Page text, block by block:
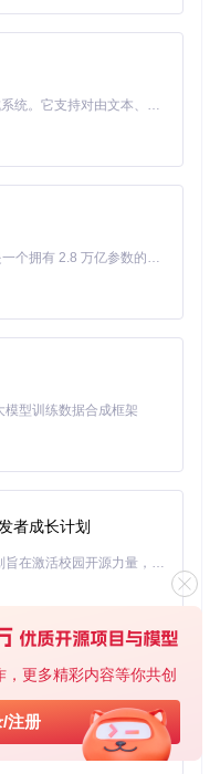
更多精彩内容等你共创
注册
程
的备份功能，你可以将
登录相同账号后，一键导
，实现无缝衔接。
统会定期保存数据，
）
安装脚本
MiniMax H3 是一个通用的全模态生成系统。它支持对由文本、图像、视频和音频组成的多模态上下文进行统一理解，并能生成分辨率高达 2K、时长可达 15 秒的带原生立体声音频的视频。得益于面向任务泛化的系统设计，H3 在预训练阶段就已具备广泛的多模态上下文理解与生成能力，能够出色地执行复杂的多模态指令。
Kimi K3 是Kimi能力最强的模型：这是一个拥有 2.8 万亿参数的混合专家（MoE）模型，具备原生视觉理解能力，并支持 100 万 token 的上下文窗口。
型训练数据合成框架
者成长计划
「源启盛夏」暑期校园开发者成长计划旨在激活校园开源力量，通过积分激励、认证扶持、资源倾斜等形式，引导高校组织和开发者完成「入驻 — 建项目 — 做贡献 — 获认证 — 得资源」的完整闭环。无论你是想带领社团入驻平台的组织者，还是希望用代码贡献证明自己的开发者，都能在这里找到属于你的成长路径。
基于Python的Xiaozhi AI，适用于想要完整Xiaozhi体验而无需拥有专用硬件的用户。